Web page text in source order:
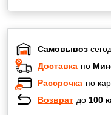
Самовывоз
Доставка по
Рассрочка по
Возврат до 100